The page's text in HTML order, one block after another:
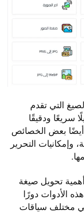
التي تقدم
سريعًا ودقيقًا
بعض الخصائص
وإمكانيات التحرير
تحويل صيغة
الأدوات دورًا
في مختلف سياقات